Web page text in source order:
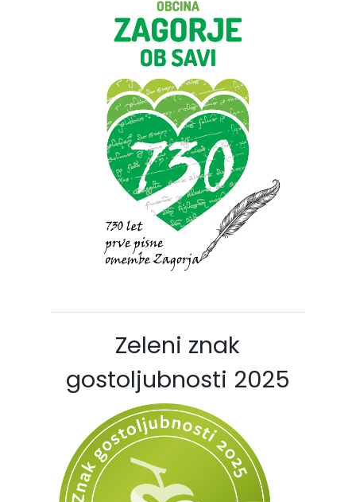
Zeleni znak
gostoljubnosti 2025